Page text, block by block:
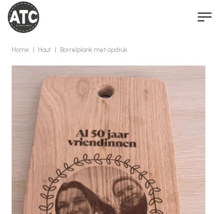
Home Hout Borrelplank met opdruk